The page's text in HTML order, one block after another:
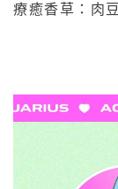
療癒香草：肉